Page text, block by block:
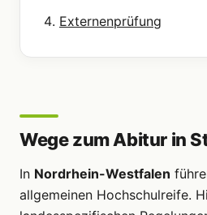
Externenprüfung
Wege zum Abitur in
In Nordrhein-Westfalen
allgemeinen Hochschulreife.